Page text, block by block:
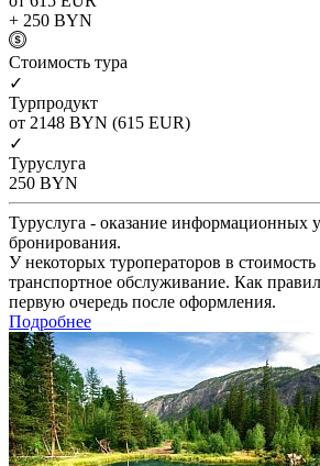
+ 250 BYN
Cтоимость тура
✓
Турпродукт
от 2148 BYN (615 EUR)
✓
Туруслуга
250 BYN
Туруслуга - оказание информационных
бронирования.
У некоторых туроператоров в стоимость
транспортное обслуживание. Как
первую очередь после оформления.
Подробнее